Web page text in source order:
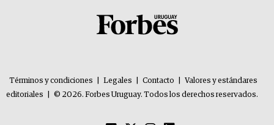
Términos y condiciones Legales Contacto
Valores y estándares
editoriales
© 2026. Forbes Uruguay. Todos los derechos reservados.